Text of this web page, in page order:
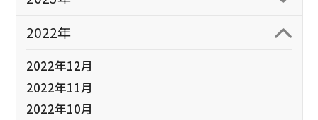
2022年
2022年12月
2022年11月
2022年10月